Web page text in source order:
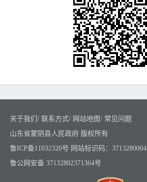
关于我们 / 联系方式/ 网站地图/ 常见问题
山东省蒙阴县人民政府 版权所有
鲁ICP备11032320号 网站标识码：3713280004
鲁公网安备 37132802371364号